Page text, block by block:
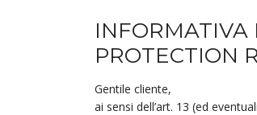
INFORMATIVA
PROTECTION
Gentile cliente,
ai sensi dell’art. 13 (ed